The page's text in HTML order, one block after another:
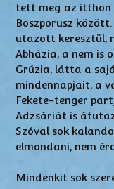
tett meg az itthon
Boszporusz
utazott keresztül,
Abházia, a nem is
Grúzia, látta a
mindennapjait, a
Fekete-tenger
Adzsáriát is
Szóval sok
elmondani, nem
Mindenkit sok